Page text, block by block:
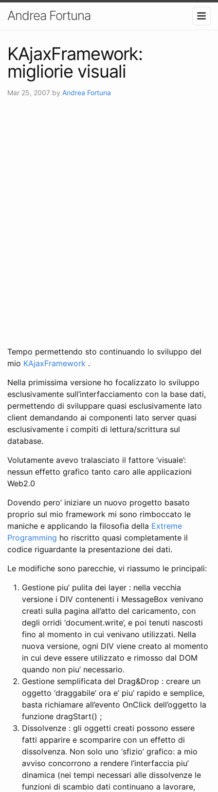
Andrea Fortuna
KAjaxFramework:
migliorie visuali
Mar 25, 2007 by Andrea Fortuna
Tempo permettendo sto continuando lo sviluppo del
mio KAjaxFramework .
Nella primissima versione ho focalizzato lo sviluppo
esclusivamente sull’interfacciamento con la base dati,
permettendo di sviluppare quasi esclusivamente lato
client demandando ai componenti lato server quasi
esclusivamente i compiti di lettura/scrittura sul
database.
Volutamente avevo tralasciato il fattore ‘visuale’:
nessun effetto grafico tanto caro alle applicazioni
Web2.0
Dovendo pero’ iniziare un nuovo progetto basato
proprio sul mio framework mi sono rimboccato le
maniche e applicando la filosofia della Extreme
Programming ho riscritto quasi completamente il
codice riguardante la presentazione dei dati.
Le modifiche sono parecchie, vi riassumo le principali:
Gestione piu’ pulita dei layer : nella vecchia
versione i DIV contenenti i MessageBox venivano
creati sulla pagina all’atto del caricamento, con
degli orridi ‘document.write’, e poi tenuti nascosti
fino al momento in cui venivano utilizzati. Nella
nuova versione, ogni DIV viene creato al momento
in cui deve essere utilizzato e rimosso dal DOM
quando non piu’ necessario.
Gestione semplificata del Drag&Drop : creare un
oggetto ‘draggabile’ ora e’ piu’ rapido e semplice,
basta richiamare all’evento OnClick dell’oggetto la
funzione dragStart() ;
Dissolvenze : gli oggetti creati possono essere
fatti apparire e scomparire con un effetto di
dissolvenza. Non solo uno ‘sfizio’ grafico: a mio
avviso concorrono a rendere l’interfaccia piu’
dinamica (nei tempi necessari alle dissolvenze le
funzioni di scambio dati continuano a lavorare,